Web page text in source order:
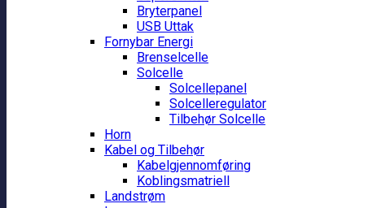
Bryterpanel
USB Uttak
Fornybar Energi
Brenselcelle
Solcelle
Solcellepanel
Solcelleregulator
Tilbehør Solcelle
Horn
Kabel og Tilbehør
Kabelgjennomføring
Koblingsmatriell
Landstrøm